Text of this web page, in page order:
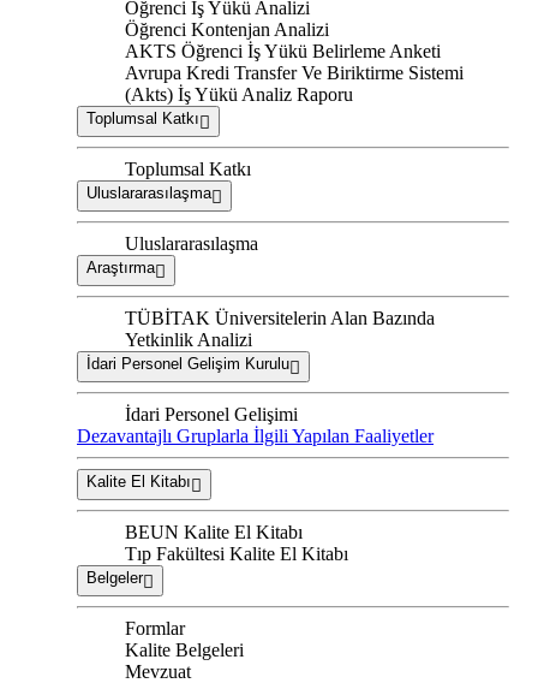
Öğrenci İş Yükü Analizi
Öğrenci Kontenjan Analizi
AKTS Öğrenci İş Yükü Belirleme Anketi
Avrupa Kredi Transfer Ve Biriktirme Sistemi
(Akts) İş Yükü Analiz Raporu
Toplumsal Katkı
Toplumsal Katkı
Uluslararasılaşma
Uluslararasılaşma
Araştırma
TÜBİTAK Üniversitelerin Alan Bazında
Yetkinlik Analizi
İdari Personel Gelişim Kurulu
İdari Personel Gelişimi
Dezavantajlı Gruplarla İlgili Yapılan Faaliyetler
Kalite El Kitabı
BEUN Kalite El Kitabı
Tıp Fakültesi Kalite El Kitabı
Belgeler
Formlar
Kalite Belgeleri
Mevzuat